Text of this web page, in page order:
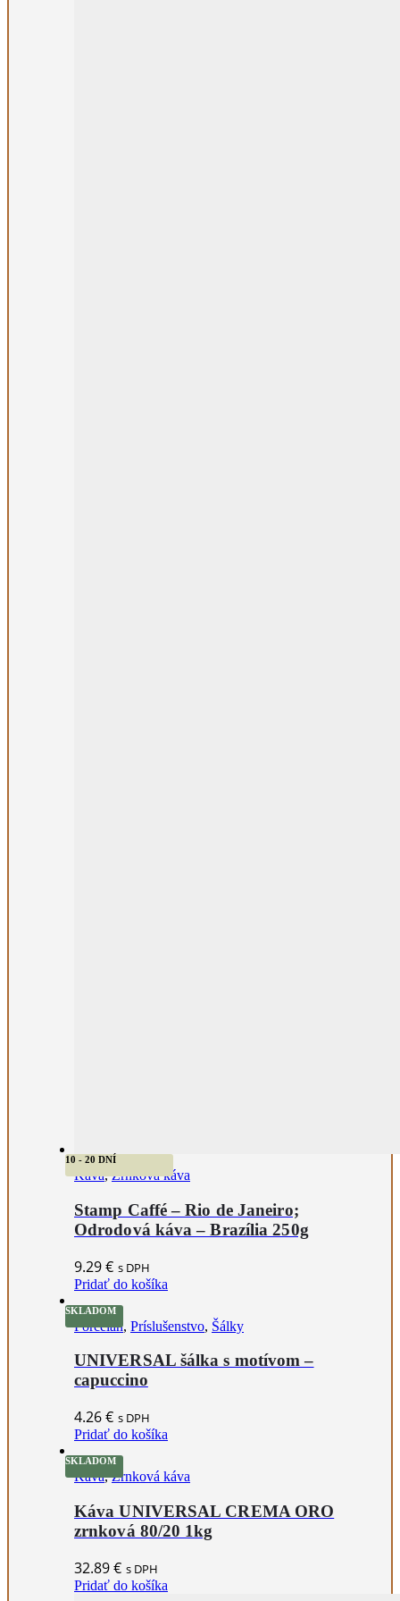
10 - 20 DNÍ
Káva,Zrnková káva
Stamp Caffé – Rio de Janeiro;
Odrodová káva – Brazília 250g
9.29€ s DPH
Pridať do košíka
SKLADOM
Porcelán, Príslušenstvo, Šálky
UNIVERSAL šálka s motívom –
capuccino
4.26€ s DPH
Pridať do košíka
SKLADOM
Káva,Zrnková káva
Káva UNIVERSAL CREMA ORO
zrnková 80/20 1kg
32.89€ s DPH
Pridať do košíka